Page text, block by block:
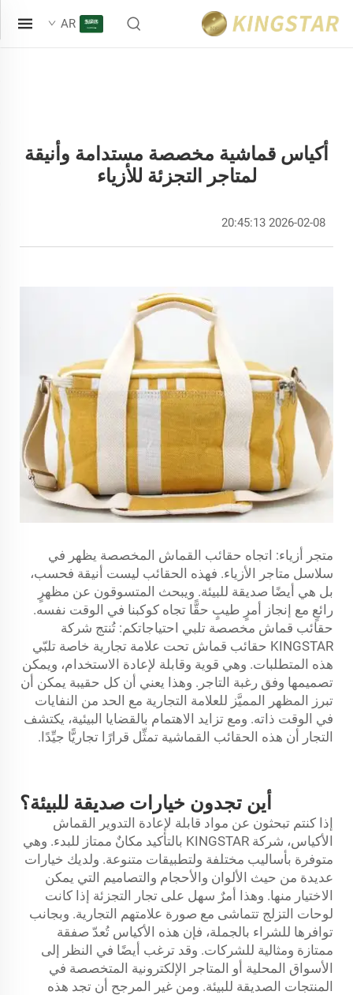
AR
أكياس قماشية مخصصة مستدامة وأنيقة
لمتاجر التجزئة للأزياء
2026-02-08 20:45:13
متجر أزياء: اتجاه حقائب القماش المخصصة يظهر في
سلاسل متاجر الأزياء. فهذه الحقائب ليست أنيقة فحسب،
بل هي أيضًا صديقة للبيئة. ويبحث المتسوقون عن مظهرٍ
رائعٍ مع إنجاز أمرٍ طيبٍ حقًّا تجاه كوكبنا في الوقت نفسه.
حقائب قماش مخصصة تلبي احتياجاتكم: تُنتج شركة
KINGSTAR حقائب قماش تحت علامة تجارية خاصة تلبّي
هذه المتطلبات. وهي قوية وقابلة لإعادة الاستخدام، ويمكن
تصميمها وفق رغبة التاجر. وهذا يعني أن كل حقيبة يمكن أن
تبرز المظهر المميَّز للعلامة التجارية مع الحد من النفايات
في الوقت ذاته. ومع تزايد الاهتمام بالقضايا البيئية، يكتشف
التجار أن هذه الحقائب القماشية تمثِّل قرارًا تجاريًّا جيِّدًا.
أين تجدون خيارات صديقة للبيئة؟
إذا كنتم تبحثون عن مواد قابلة لإعادة التدوير القماش
الأكياس، شركة KINGSTAR بالتأكيد مكانٌ ممتاز للبدء. وهي
متوفرة بأساليب مختلفة ولتطبيقات متنوعة. ولديك خيارات
عديدة من حيث الألوان والأحجام والتصاميم التي يمكن
الاختيار منها. وهذا أمرٌ سهل على تجار التجزئة إذا كانت
لوحات التزلج تتماشى مع صورة علامتهم التجارية. وبجانب
توافرها للشراء بالجملة، فإن هذه الأكياس تُعدّ صفقة
ممتازة ومثالية للشركات. وقد ترغب أيضًا في النظر إلى
الأسواق المحلية أو المتاجر الإلكترونية المتخصصة في
المنتجات الصديقة للبيئة. ومن غير المرجح أن تجد هذه